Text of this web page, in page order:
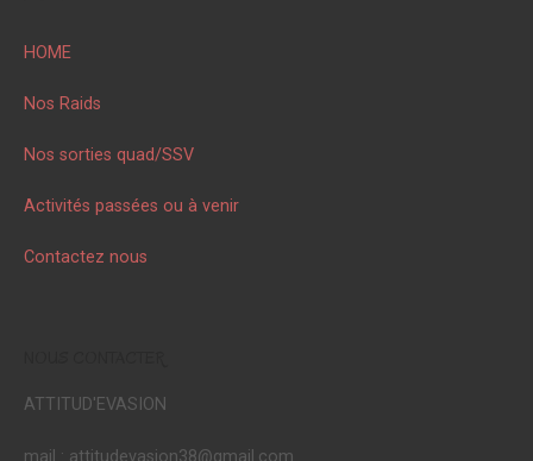
HOME
Nos Raids
Nos sorties quad/SSV
Activités passées ou à venir
Contactez nous
ATTITUD'EVASION